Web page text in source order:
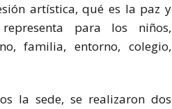
artística, qué es la paz y
para los niños,
familia, entorno, colegio,
la sede, se realizaron dos